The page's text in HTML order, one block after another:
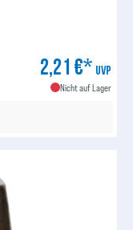
2,21 €* UVP
Nicht auf Lager